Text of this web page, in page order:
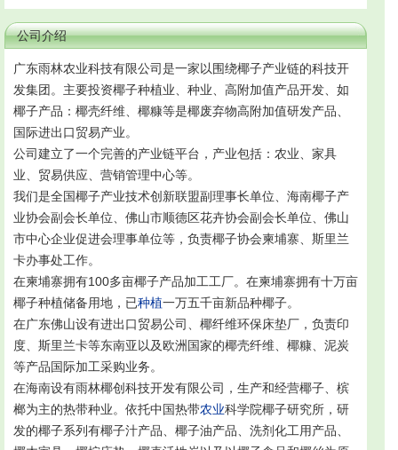
公司介绍
广东雨林农业科技有限公司是一家以围绕椰子产业链的科技开
发集团。主要投资椰子种植业、种业、高附加值产品开发、如
椰子产品：椰壳纤维、椰糠等是椰废弃物高附加值研发产品、
国际进出口贸易产业。
公司建立了一个完善的产业链平台，产业包括：农业、家具
业、贸易供应、营销管理中心等。
我们是全国椰子产业技术创新联盟副理事长单位、海南椰子产
业协会副会长单位、佛山市顺德区花卉协会副会长单位、佛山
市中心企业促进会理事单位等，负责椰子协会柬埔寨、斯里兰
卡办事处工作。
在柬埔寨拥有100多亩椰子产品加工工厂。在柬埔寨拥有十万亩
椰子种植储备用地，已种植一万五千亩新品种椰子。
在广东佛山设有进出口贸易公司、椰纤维环保床垫厂，负责印
度、斯里兰卡等东南亚以及欧洲国家的椰壳纤维、椰糠、泥炭
等产品国际加工采购业务。
在海南设有雨林椰创科技开发有限公司，生产和经营椰子、槟
榔为主的热带种业。依托中国热带农业科学院椰子研究所，研
发的椰子系列有椰子汁产品、椰子油产品、洗剂化工用产品、